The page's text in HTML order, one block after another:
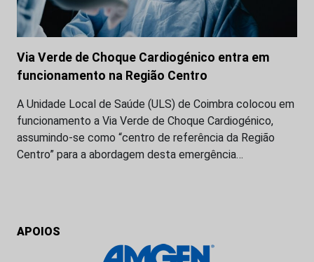
Via Verde de Choque Cardiogénico entra em
funcionamento na Região Centro
A Unidade Local de Saúde (ULS) de Coimbra colocou em
funcionamento a Via Verde de Choque Cardiogénico,
assumindo-se como “centro de referência da Região
Centro” para a abordagem desta emergência…
APOIOS